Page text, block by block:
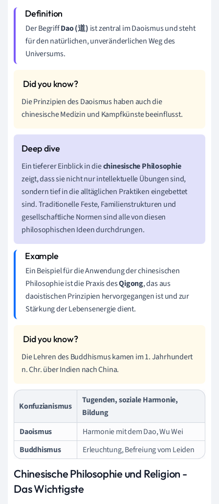
Der BegriffDao (道) ist zentral im Daoismus und steht
für den natürlichen, unveränderlichen Weg des
Universums.
Die Prinzipien des Daoismus haben auch die
chinesische Medizin und Kampfkünste beeinflusst.
Ein tieferer Einblick in diechinesische Philosophie
zeigt, dass sie nicht nur intellektuelle Übungen sind,
sondern tief in die alltäglichen Praktiken eingebettet
sind. Traditionelle Feste, Familienstrukturen und
gesellschaftliche Normen sind alle von diesen
philosophischen Ideen durchdrungen.
Ein Beispiel für die Anwendung der chinesischen
Philosophie ist die Praxis desQigong, das aus
daoistischen Prinzipien hervorgegangen ist und zur
Stärkung der Lebensenergie dient.
Die Lehren des Buddhismus kamen im 1. Jahrhundert
n. Chr. über Indien nach China.
Konfuzianismus
Tugenden, soziale Harmonie,
Bildung
Daoismus
Harmonie mit dem Dao, Wu Wei
Buddhismus
Erleuchtung, Befreiung vom Leiden
Chinesische Philosophie und Religion -
Das Wichtigste